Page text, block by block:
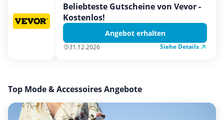
Beliebteste Gutscheine von Vevor -
Kostenlos!
Angebot erhalten
31.12.2026 Siehe Details
Top Mode & Accessoires Angebote